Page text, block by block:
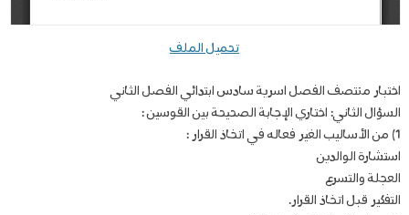
تحميل الملف
اختبار منتصف الفصل اسرية سادس ابتدائي الفصل الثاني
السؤال الثاني: اختاري الإجابة الصحيحة بين القوسين :
1) من الأساليب الغير فعاله في اتخاذ القرار :
استشارة الوالدين
العجلة والتسرع
التفكير قبل اتخاذ القرار.